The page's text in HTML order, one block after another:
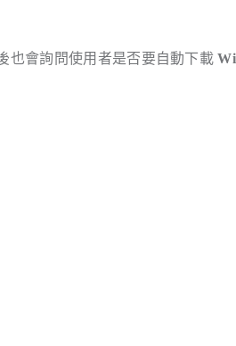
也會詢問使用者是否要自動下載